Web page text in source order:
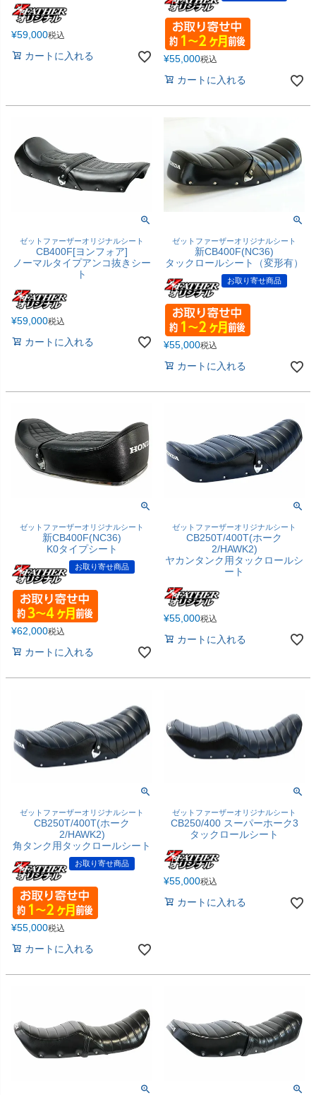
¥59,000税込
カートに入れる ¥55,000税込
カートに入れる
ゼットファーザーオリジナルシート
CB400F[ヨンフォア]
ノーマルタイプアンコ抜きシー
ト
¥59,000税込
カートに入れる
ゼットファーザーオリジナルシート
新CB400F(NC36)
タックロールシート（変形有）
お取り寄せ商品
¥55,000税込
カートに入れる
ゼットファーザーオリジナルシート
新CB400F(NC36)
K0タイプシート
お取り寄せ商品
¥62,000税込
カートに入れる
ゼットファーザーオリジナルシート
CB250T/400T(ホーク
2/HAWK2)
ヤカンタンク用タックロールシ
ート
¥55,000税込
カートに入れる
ゼットファーザーオリジナルシート
CB250T/400T(ホーク
2/HAWK2)
角タンク用タックロールシート
お取り寄せ商品
¥55,000税込
カートに入れる
ゼットファーザーオリジナルシート
CB250/400 スーパーホーク3
タックロールシート
¥55,000税込
カートに入れる